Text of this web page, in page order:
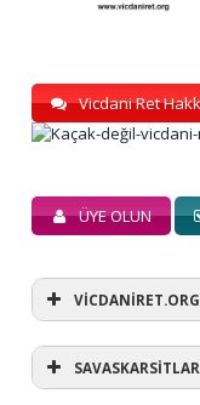
Vicdani Ret
ÜYE OLUN